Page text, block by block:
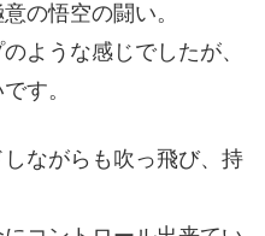
の悟空の闘い。
ような感じでしたが、
す。
ながらも吹っ飛び、持